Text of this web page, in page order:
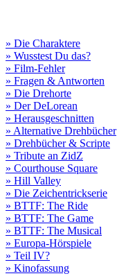
» Die Charaktere
» Wusstest Du das?
» Film-Fehler
» Fragen & Antworten
» Die Drehorte
» Der DeLorean
» Herausgeschnitten
» Alternative Drehbücher
» Drehbücher & Scripte
» Tribute an ZidZ
» Courthouse Square
» Hill Valley
» Die Zeichentrickserie
» BTTF: The Ride
» BTTF: The Game
» BTTF: The Musical
» Europa-Hörspiele
» Teil IV?
» Kinofassung